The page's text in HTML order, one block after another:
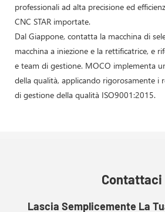
professionali ad alta precisione ed
CNC STAR importate.
Dal Giappone, contatta la macchina di
macchina a iniezione e la rettificatrice, e
e team di gestione. MOCO implementa
della qualità, applicando rigorosamente i
di gestione della qualità ISO9001:2015.
Contattaci
Lascia Semplicemente La